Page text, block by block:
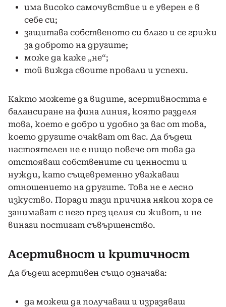
има високо самочувствие и е уверен е в
себе си;
защитава собственото си благо и се грижи
за доброто на другите;
може да каже „не“;
той вижда своите провали и успехи.
Както можете да видите, асертивността е
балансиране на фина линия, която разделя
това, което е добро и удобно за вас от това,
което другите очакват от вас. Да бъдеш
настоятелен не е нищо повече от това да
отстояваш собствените си ценности и
нужди, като същевременно уважаваш
отношението на другите. Това не е лесно
изкуство. Поради тази причина някои хора се
занимават с него през целия си живот, и не
винаги постигат съвършенство.
Асертивност и критичност
Да бъдеш асертивен също означава:
да можеш да получаваш и изразяваш